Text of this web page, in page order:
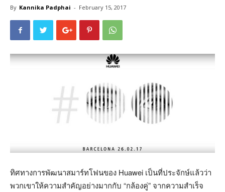
By Kannika Padphai - February 15, 2017
ทิศทางการพัฒนาสมาร์ทโฟนของ Huawei เป็นที่ประจักษ์แล้วว่า
พวกเขาให้ความสำคัญอย่างมากกับ “กล้องคู่” จากความสำเร็จ